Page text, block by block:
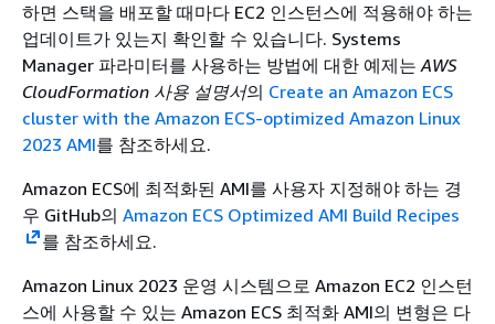
하면 스택을 배포할 때마다 EC2 인스턴스에 적용해야 하는
업데이트가 있는지 확인할 수 있습니다. Systems
Manager 파라미터를 사용하는 방법에 대한 예제는AWS
CloudFormation 사용 설명서의 Create an Amazon ECS
cluster with the Amazon ECS-optimized Amazon Linux
2023 AMI를 참조하세요.
Amazon ECS에 최적화된 AMI를 사용자 지정해야 하는 경
우 GitHub의 Amazon ECS Optimized AMI Build Recipes
를 참조하세요.
Amazon Linux 2023 운영 시스템으로 Amazon EC2 인스턴
스에 사용할 수 있는 Amazon ECS 최적화 AMI의 변형은 다